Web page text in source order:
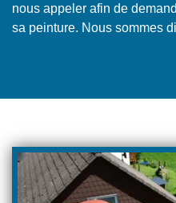
nous appeler afin de
sa peinture. Nous sommes